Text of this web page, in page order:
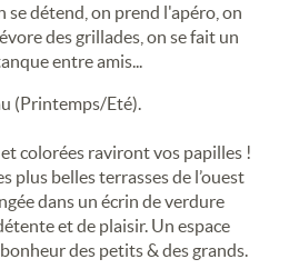
détend, on prend l'apéro, on
des grillades, on se fait un
entre amis...
(Printemps/Eté).
colorées raviront vos papilles !
plus belles terrasses de l’ouest
dans un écrin de verdure
et de plaisir. Un espace
des petits & des grands.